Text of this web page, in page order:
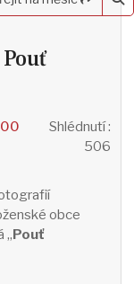
Shlédnutí:
506
obce
„Pouť